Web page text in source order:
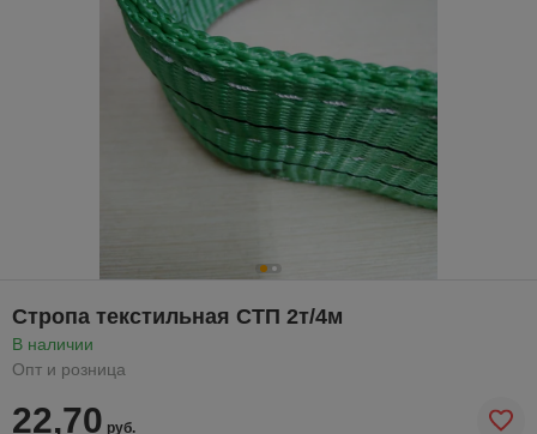
Стропа текстильная СТП 2т/4м
В наличии
Опт и розница
22,70 руб.